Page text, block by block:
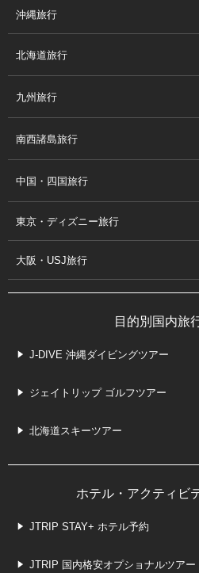
沖縄旅行
北海道旅行
九州旅行
南西諸島旅行
中国・四国旅行
東京・ディズニー旅行
大阪・USJ旅行
目的別国内旅
J-DIVE 沖縄ダイビングツアー
ジェイトリップ ゴルフツアー
北海道スキーツアー
ホテル・アクティビ
JTRIP STAY+ ホテル予約
JTRIP 国内格安オプショナルツアー